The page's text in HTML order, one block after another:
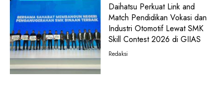
Daihatsu Perkuat Link and
Match Pendidikan Vokasi dan
Industri Otomotif Lewat SMK
Skill Contest 2026 di GIIAS
Redaksi